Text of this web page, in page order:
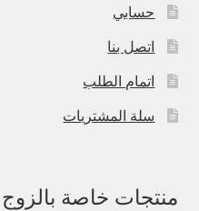
حسابي
اتصل بنا
اتمام الطلب
سلة المشتريات
منتجات خاصة بالزوج